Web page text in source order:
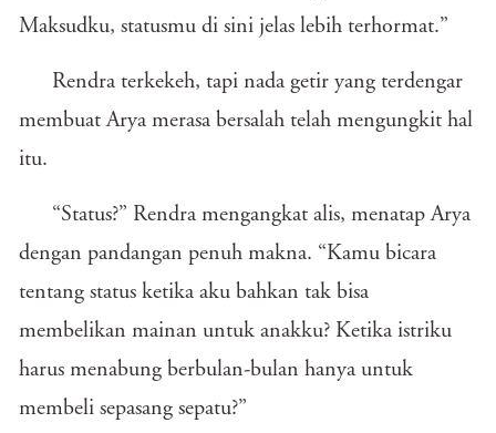
Maksudku, statusmu di sini jelas lebih terhormat.”
Rendra terkekeh, tapi nada getir yang terdengar
membuat Arya merasa bersalah telah mengungkit hal
itu.
“Status?” Rendra mengangkat alis, menatap Arya
dengan pandangan penuh makna. “Kamu bicara
tentang status ketika aku bahkan tak bisa
membelikan mainan untuk anakku? Ketika istriku
harus menabung berbulan-bulan hanya untuk
membeli sepasang sepatu?”